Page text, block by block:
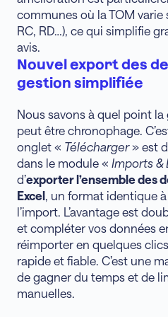
communes où la TOM varie
RC, RD…), ce qui simplifie
avis.
Nouvel export des
gestion simplifiée
Nous savons à quel point
peut être chronophage.
onglet « Télécharger» est
dans le module « Imports &
d’exporter l’ensemble des
Excel, un format identique
l’import. L’avantage est
et compléter vos données
réimporter en quelques
rapide et fiable. C’est une
de gagner du temps et de
manuelles.